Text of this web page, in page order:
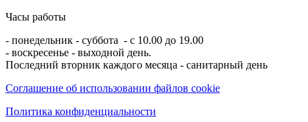
Часы работы
- понедельник - суббота - с 10.00 до 19.00
- воскресенье - выходной день.
Последний вторник каждого месяца - санитарный день
Соглашение об использовании файлов cookie
Политика конфиденциальности